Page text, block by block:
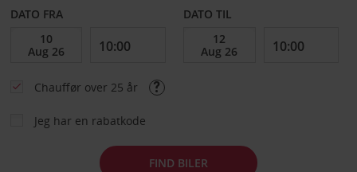
DATO FRA DATO TIL
Chauffør over 25 år
Jeg har en rabatkode
FIND BILER